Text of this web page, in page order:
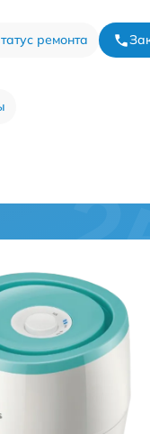
ремонта